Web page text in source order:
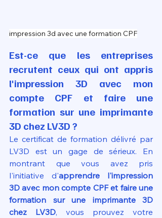
impression 3d avec une formation CPF
Est-ce que les entreprises
recrutent ceux qui ont appris
l'impression 3D avec mon
compte CPF et faire une
formation sur une imprimante
3D chez LV3D ?
Le certificat de formation délivré par
LV3D est un gage de sérieux. En
montrant que vous avez pris
l'initiative d'apprendre l'impression
3D avec mon compte CPF et faire une
formation sur une imprimante 3D
chez LV3D, vous prouvez votre